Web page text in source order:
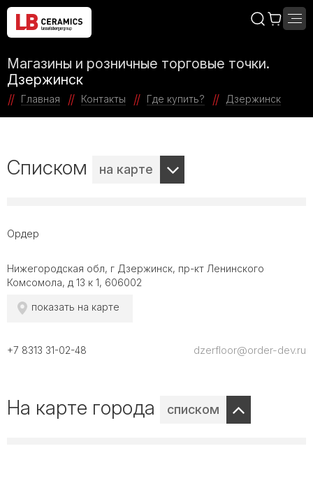
Магазины и розничные торговые точки.
Дзержинск
Главная Контакты Где купить? Дзержинск
Списком на карте
Ордер
Нижегородская обл, г Дзержинск, пр-кт Ленинского
Комсомола, д 13 к 1, 606002
показать на карте
+7 8313 31-02-48 dzerfloor@order-dev.ru
На карте города списком